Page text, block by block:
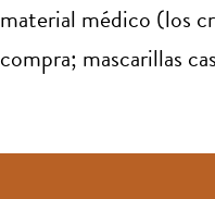
material médico (los
compra; mascarillas